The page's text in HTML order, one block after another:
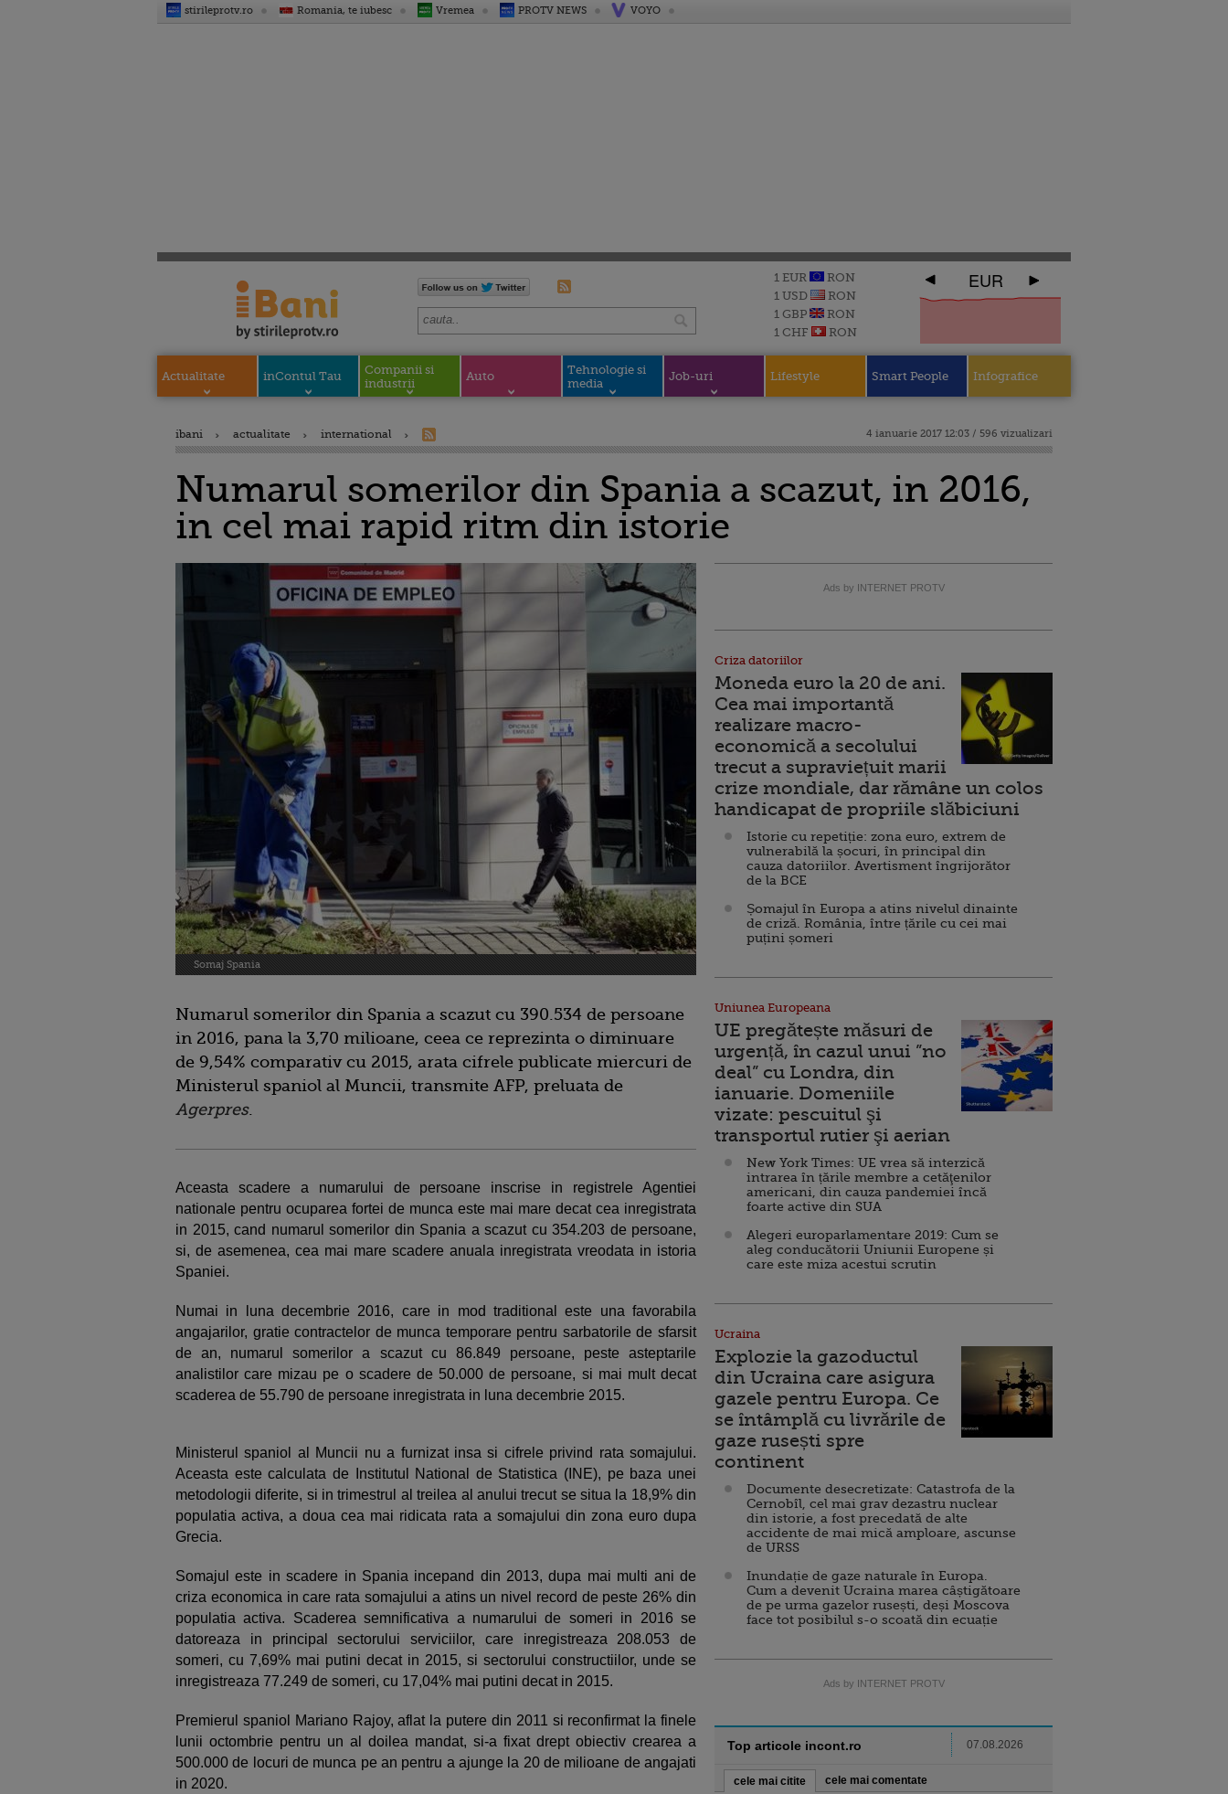
stirileprotv.ro Romania, te iubesc Vremea PROTV NEWS VOYO
1 EUR
RON
1 USD
RON
1 GBP
RON
1 CHF
RON
EUR
Actualitate inContul Tau
Companii si
industrii
Auto
Tehnologie si
media
Job-uri Lifestyle Smart People Infografice
ibani actualitate international 4 ianuarie 2017 12:03 / 596 vizualizari
Numarul somerilor din Spania a scazut, in 2016,
in cel mai rapid ritm din istorie
Somaj Spania
Numarul somerilor din Spania a scazut cu 390.534 de persoane
in 2016, pana la 3,70 milioane, ceea ce reprezinta o diminuare
de 9,54% comparativ cu 2015, arata cifrele publicate miercuri de
Ministerul spaniol al Muncii, transmite AFP, preluata de
Agerpres.
Aceasta scadere a numarului de persoane inscrise in registrele Agentiei
nationale pentru ocuparea fortei de munca este mai mare decat cea inregistrata
in 2015, cand numarul somerilor din Spania a scazut cu 354.203 de persoane,
si, de asemenea, cea mai mare scadere anuala inregistrata vreodata in istoria
Spaniei.
Numai in luna decembrie 2016, care in mod traditional este una favorabila
angajarilor, gratie contractelor de munca temporare pentru sarbatorile de sfarsit
de an, numarul somerilor a scazut cu 86.849 persoane, peste asteptarile
analistilor care mizau pe o scadere de 50.000 de persoane, si mai mult decat
scaderea de 55.790 de persoane inregistrata in luna decembrie 2015.
Ministerul spaniol al Muncii nu a furnizat insa si cifrele privind rata somajului.
Aceasta este calculata de Institutul National de Statistica (INE), pe baza unei
metodologii diferite, si in trimestrul al treilea al anului trecut se situa la 18,9% din
populatia activa, a doua cea mai ridicata rata a somajului din zona euro dupa
Grecia.
Somajul este in scadere in Spania incepand din 2013, dupa mai multi ani de
criza economica in care rata somajului a atins un nivel record de peste 26% din
populatia activa. Scaderea semnificativa a numarului de someri in 2016 se
datoreaza in principal sectorului serviciilor, care inregistreaza 208.053 de
someri, cu 7,69% mai putini decat in 2015, si sectorului constructiilor, unde se
inregistreaza 77.249 de someri, cu 17,04% mai putini decat in 2015.
Premierul spaniol Mariano Rajoy, aflat la putere din 2011 si reconfirmat la finele
lunii octombrie pentru un al doilea mandat, si-a fixat drept obiectiv crearea a
500.000 de locuri de munca pe an pentru a ajunge la 20 de milioane de angajati
in 2020.
Ads by INTERNET PROTV
Criza datoriilor
Moneda euro la 20 de ani.
Cea mai importantă
realizare macro-
economică a secolului
trecut a supraviețuit marii
crize mondiale, dar rămâne un colos
handicapat de propriile slăbiciuni
Istorie cu repetiție: zona euro, extrem de
vulnerabilă la șocuri, în principal din
cauza datoriilor. Avertisment îngrijorător
de la BCE
Șomajul în Europa a atins nivelul dinainte
de criză. România, între țările cu cei mai
puțini șomeri
Uniunea Europeana
UE pregătește măsuri de
urgență, în cazul unui ”no
deal” cu Londra, din
ianuarie. Domeniile
vizate: pescuitul şi
transportul rutier şi aerian
New York Times: UE vrea să interzică
intrarea în țările membre a cetăţenilor
americani, din cauza pandemiei încă
foarte active din SUA
Alegeri europarlamentare 2019: Cum se
aleg conducătorii Uniunii Europene și
care este miza acestui scrutin
Ucraina
Explozie la gazoductul
din Ucraina care asigura
gazele pentru Europa. Ce
se întâmplă cu livrările de
gaze rusești spre
continent
Documente desecretizate: Catastrofa de la
Cernobîl, cel mai grav dezastru nuclear
din istorie, a fost precedată de alte
accidente de mai mică amploare, ascunse
de URSS
Inundație de gaze naturale în Europa.
Cum a devenit Ucraina marea câștigătoare
de pe urma gazelor rusești, deși Moscova
face tot posibilul s-o scoată din ecuație
Ads by INTERNET PROTV
Top articole incont.ro 07.08.2026
cele mai citite cele mai comentate